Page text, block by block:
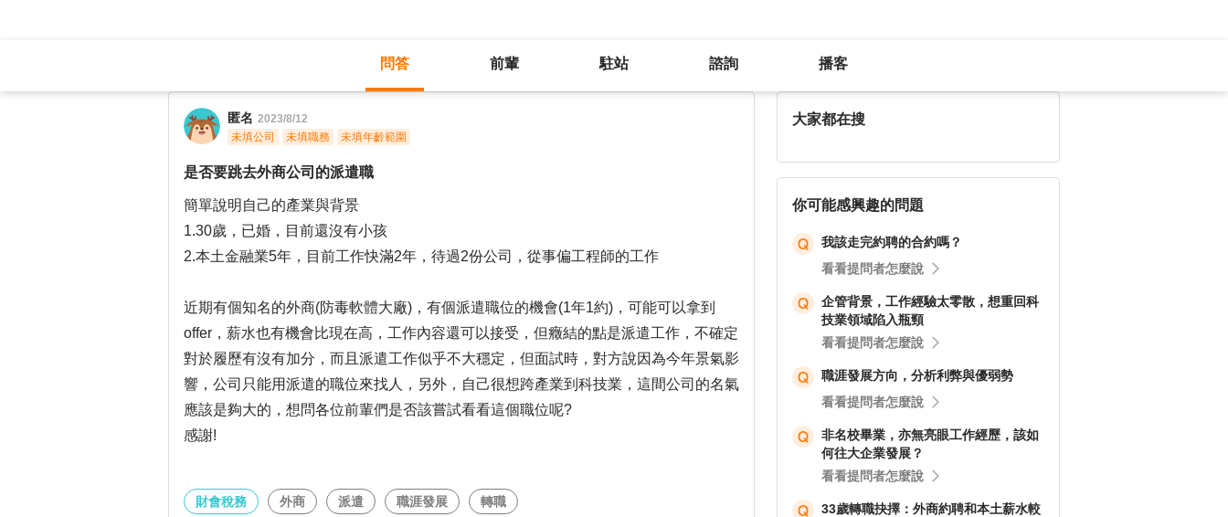
問答 前輩 駐站 諮詢 播客
匿名 2023/8/12
未填公司
未填職務 未填年齡範圍
是否要跳去外商公司的派遣職
簡單說明自己的產業與背景
1.30歲，已婚，目前還沒有小孩
2.本土金融業5年，目前工作快滿2年，待過2份公司，從事偏工程師的工作
近期有個知名的外商(防毒軟體大廠)，有個派遣職位的機會(1年1約)，可能可以拿到
offer，薪水也有機會比現在高，工作內容還可以接受，但癥結的點是派遣工作，不確定
對於履歷有沒有加分，而且派遣工作似乎不大穩定，但面試時，對方說因為今年景氣影
響，公司只能用派遣的職位來找人，另外，自己很想跨產業到科技業，這間公司的名氣
應該是夠大的，想問各位前輩們是否該嘗試看看這個職位呢?
感謝!
財會稅務 外商 派遣 職涯發展 轉職
大家都在搜
你可能感興趣的問題
我該走完約聘的合約嗎？
看看提問者怎麼說
企管背景，工作經驗太零散，想重回科
技業領域陷入瓶頸
看看提問者怎麼說
職涯發展方向，分析利弊與優弱勢
看看提問者怎麼說
非名校畢業，亦無亮眼工作經歷，該如
何往大企業發展？
看看提問者怎麼說
33歲轉職抉擇：外商約聘和本土薪水較